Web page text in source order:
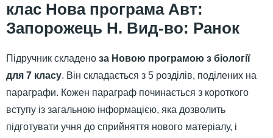
клас Нова програма Авт:
Запорожець Н. Вид-во: Ранок
Підручник складено за Новою програмою з біології
для 7 класу. Він складається з 5 розділів, поділених на
параграфи. Кожен параграф починається з короткого
вступу із загальною інформацією, яка дозволить
підготувати учня до сприйняття нового матеріалу, і